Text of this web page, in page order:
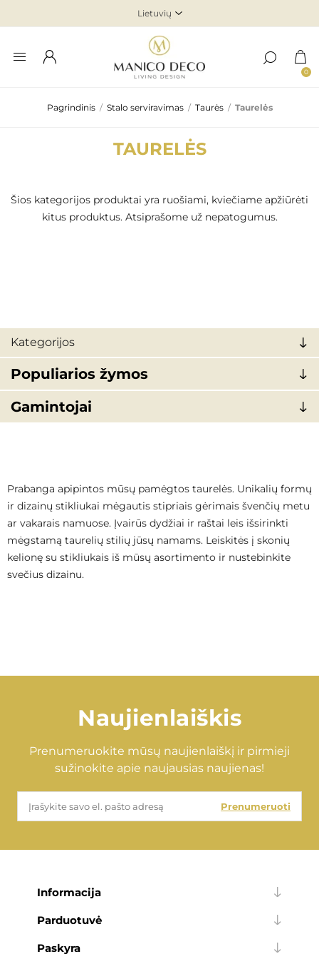
0
Pagrindinis / Stalo serviravimas / Taurės / Taurelės
Kategorijos
Populiarios žymos
Gamintojai
TAURELĖS
Šios kategorijos produktai yra ruošiami, kviečiame apžiūrėti
kitus produktus. Atsiprašome už nepatogumus.
Prabanga apipintos mūsų pamėgtos taurelės. Unikalių formų
ir dizainų stikliukai mėgautis stipriais gėrimais švenčių metu
ar vakarais namuose. Įvairūs dydžiai ir raštai leis išsirinkti
mėgstamą taurelių stilių jūsų namams. Leiskitės į skonių
kelionę su stikliukais iš mūsų asortimento ir nustebinkite
svečius dizainu.
Naujienlaiškis
Prenumeruokite mūsų naujienlaiškį ir pirmieji
sužinokite apie naujausias naujienas!
Prenumeruoti
Informacija
Parduotuvė
Paskyra